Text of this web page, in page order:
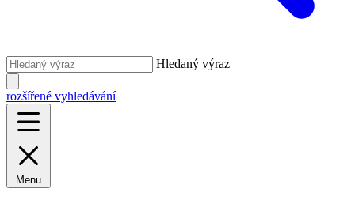
Hledaný výraz
rozšířené vyhledávání
Menu